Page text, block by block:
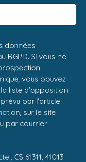
données
RGPD. Si vous ne
vous pouvez
liste d'opposition
par l'article
sur le site
par courrier
CS 61311, 41013